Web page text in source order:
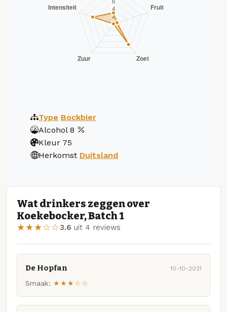
Type Bockbier
Alcohol 8
Kleur 75
Herkomst Duitsland
Wat drinkers zeggen over
Koekebocker, Batch 1
★★★☆☆3.6 uit 4 reviews
De Hopfan 10-10-2021
Smaak: ★★★☆☆